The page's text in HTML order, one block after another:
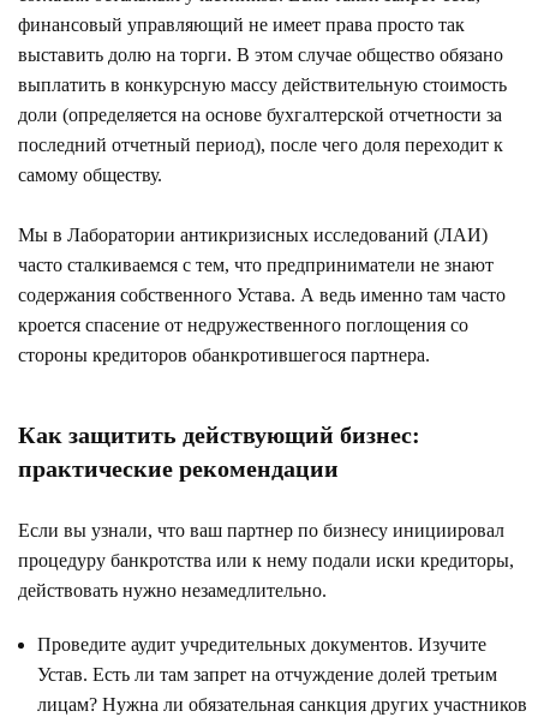
финансовый управляющий не имеет права просто так
выставить долю на торги. В этом случае общество обязано
выплатить в конкурсную массу действительную стоимость
доли (определяется на основе бухгалтерской отчетности за
последний отчетный период), после чего доля переходит к
самому обществу.
Мы в Лаборатории антикризисных исследований (ЛАИ)
часто сталкиваемся с тем, что предприниматели не знают
содержания собственного Устава. А ведь именно там часто
кроется спасение от недружественного поглощения со
стороны кредиторов обанкротившегося партнера.
Как защитить действующий бизнес:
практические рекомендации
Если вы узнали, что ваш партнер по бизнесу инициировал
процедуру банкротства или к нему подали иски кредиторы,
действовать нужно незамедлительно.
Проведите аудит учредительных документов. Изучите
Устав. Есть ли там запрет на отчуждение долей третьим
лицам? Нужна ли обязательная санкция других участников